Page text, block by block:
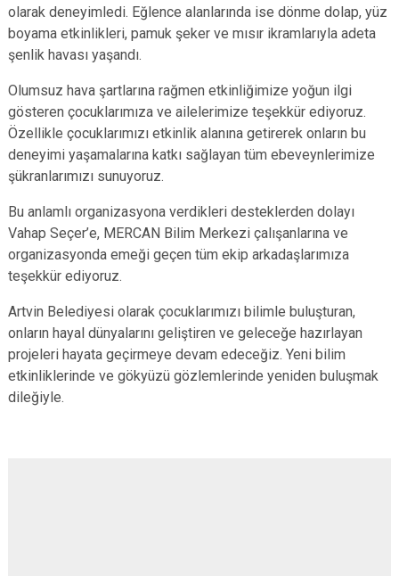
olarak deneyimledi. Eğlence alanlarında ise dönme dolap, yüz
boyama etkinlikleri, pamuk şeker ve mısır ikramlarıyla adeta
şenlik havası yaşandı.
Olumsuz hava şartlarına rağmen etkinliğimize yoğun ilgi
gösteren çocuklarımıza ve ailelerimize teşekkür ediyoruz.
Özellikle çocuklarımızı etkinlik alanına getirerek onların bu
deneyimi yaşamalarına katkı sağlayan tüm ebeveynlerimize
şükranlarımızı sunuyoruz.
Bu anlamlı organizasyona verdikleri desteklerden dolayı
Vahap Seçer’e, MERCAN Bilim Merkezi çalışanlarına ve
organizasyonda emeği geçen tüm ekip arkadaşlarımıza
teşekkür ediyoruz.
Artvin Belediyesi olarak çocuklarımızı bilimle buluşturan,
onların hayal dünyalarını geliştiren ve geleceğe hazırlayan
projeleri hayata geçirmeye devam edeceğiz. Yeni bilim
etkinliklerinde ve gökyüzü gözlemlerinde yeniden buluşmak
dileğiyle.